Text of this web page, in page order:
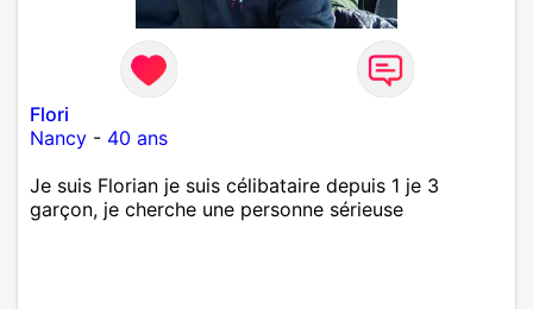
Flori
Nancy - 40 ans
Je suis Florian je suis célibataire depuis 1 je 3
garçon, je cherche une personne sérieuse